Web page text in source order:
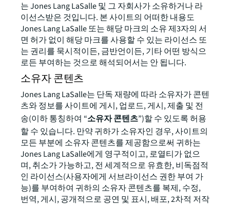
는 Jones Lang LaSalle 및 그 자회사가 소유하거나 라
이선스받은 것입니다. 본 사이트의 어떠한 내용도
Jones Lang LaSalle 또는 해당 마크의 소유 제3자의 서
면 허가 없이 해당 마크를 사용할 수 있는 라이선스 또
는 권리를 묵시적이든, 금반언이든, 기타 어떤 방식으
로든 부여하는 것으로 해석되어서는 안 됩니다.
소유자 콘텐츠
Jones Lang LaSalle는 단독 재량에 따라 소유자가 콘텐
츠와 정보를 사이트에 게시, 업로드, 게시, 제출 및 전
송(이하 통칭하여 “소유자 콘텐츠”)할 수 있도록 허용
할 수 있습니다. 만약 귀하가 소유자인 경우, 사이트의
모든 부분에 소유자 콘텐츠를 제공함으로써 귀하는
Jones Lang LaSalle에게 영구적이고, 로열티가 없으
며, 취소가 가능하고, 전 세계적으로 유효한, 비독점적
인 라이선스(사용자에게 서브라이선스 권한 부여 가
능)를 부여하여 귀하의 소유자 콘텐츠를 복제, 수정,
번역, 게시, 공개적으로 공연 및 표시, 배포, 2차적 저작